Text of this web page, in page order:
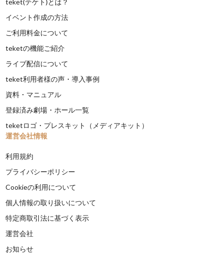
teket(テケト)とは？
イベント作成の方法
ご利用料金について
teketの機能ご紹介
ライブ配信について
teket利用者様の声・導入事例
資料・マニュアル
登録済み劇場・ホール一覧
teketロゴ・プレスキット（メディアキット）
運営会社情報
利用規約
プライバシーポリシー
Cookieの利用について
個人情報の取り扱いについて
特定商取引法に基づく表示
運営会社
お知らせ